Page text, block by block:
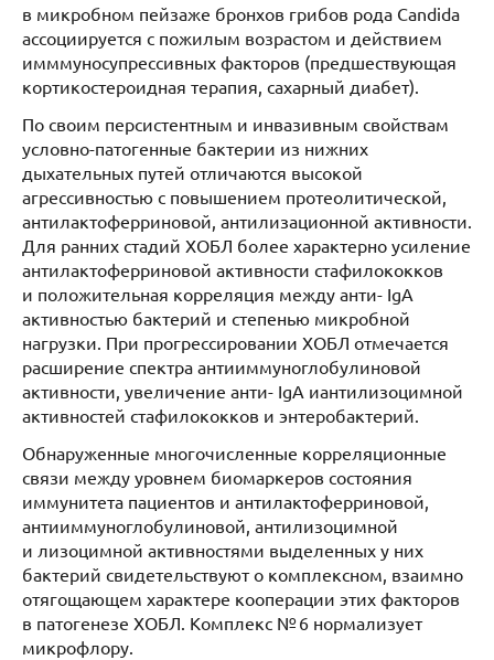
в микробном пейзаже бронхов грибов рода Candida
ассоциируется с пожилым возрастом и действием
имммуносупрессивных факторов (предшествующая
кортикостероидная терапия, сахарный диабет).
По своим персистентным и инвазивным свойствам
условно-патогенные бактерии из нижних
дыхательных путей отличаются высокой
агрессивностью с повышением протеолитической,
антилактоферриновой, антилизационной активности.
Для ранних стадий ХОБЛ более характерно усиление
антилактоферриновой активности стафилококков
и положительная корреляция между анти- IgA
активностью бактерий и степенью микробной
нагрузки. При прогрессировании ХОБЛ отмечается
расширение спектра антииммуноглобулиновой
активности, увеличение анти- IgА иантилизоцимной
активностей стафилококков и энтеробактерий.
Обнаруженные многочисленные корреляционные
связи между уровнем биомаркеров состояния
иммунитета пациентов и антилактоферриновой,
антииммуноглобулиновой, антилизоцимной
и лизоцимной активностями выделенных у них
бактерий свидетельствуют о комплексном, взаимно
отягощающем характере кооперации этих факторов
в патогенезе ХОБЛ. Комплекс № 6 нормализует
микрофлору.